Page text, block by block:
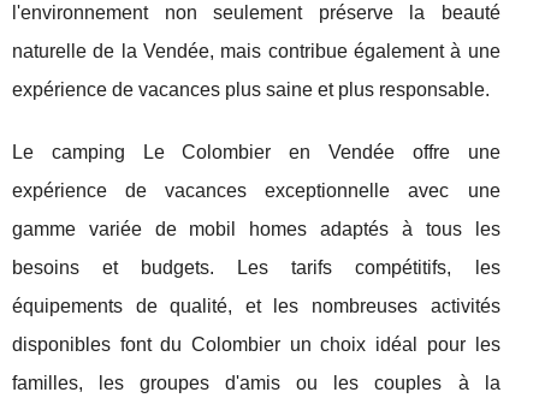
l'environnement non seulement préserve la beauté
naturelle de la Vendée, mais contribue également à une
expérience de vacances plus saine et plus responsable.
Le camping Le Colombier en Vendée offre une
expérience de vacances exceptionnelle avec une
gamme variée de mobil homes adaptés à tous les
besoins et budgets. Les tarifs compétitifs, les
équipements de qualité, et les nombreuses activités
disponibles font du Colombier un choix idéal pour les
familles, les groupes d'amis ou les couples à la